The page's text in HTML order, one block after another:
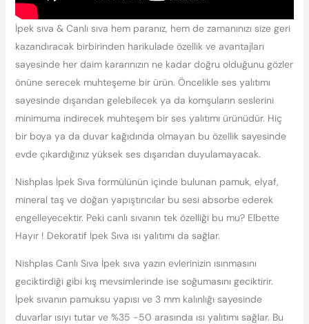
İpek sıva & Canlı sıva hem paranız, hem de zamanınızı size geri
kazandıracak birbirinden harikulade özellik ve avantajları
sayesinde her daim kararınızın ne kadar doğru olduğunu gözler
önüne serecek muhteşeme bir ürün. Öncelikle ses yalıtımı
sayesinde dışarıdan gelebilecek ya da komşuların seslerini
minimuma indirecek muhteşem bir ses yalıtımı ürünüdür. Hiç
bir boya ya da duvar kağıdında olmayan bu özellik sayesinde
evde çıkardığınız yüksek ses dışarıdan duyulamayacak.
Nishplas İpek Sıva formülünün içinde bulunan pamuk, elyaf,
mineral taş ve doğan yapıştırıcılar bu sesi absorbe ederek
engelleyecektir. Peki canlı sıvanın tek özelliği bu mu? Elbette
Hayır ! Dekoratif İpek Sıva ısı yalıtımı da sağlar.
Nishplas Canlı Sıva İpek sıva yazın evlerinizin ısınmasını
geciktirdiği gibi kış mevsimlerinde ise soğumasını geciktirir.
İpek sıvanın pamuksu yapısı ve 3 mm kalınlığı sayesinde
duvarlar ısıyı tutar ve %35 -50 arasında ısı yalıtımı sağlar. Bu